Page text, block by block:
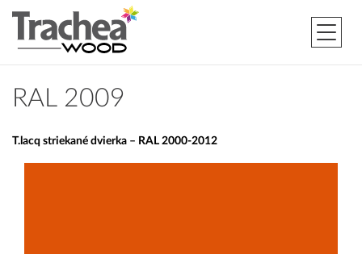
RAL 2009
T.lacq striekané dvierka – RAL 2000-2012